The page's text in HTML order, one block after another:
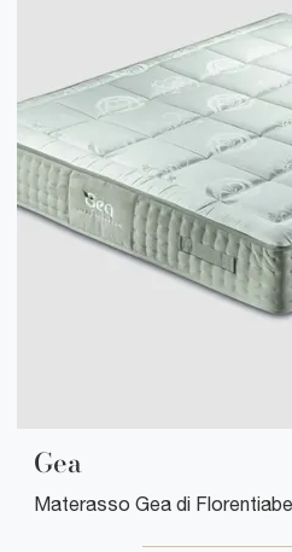
Gea